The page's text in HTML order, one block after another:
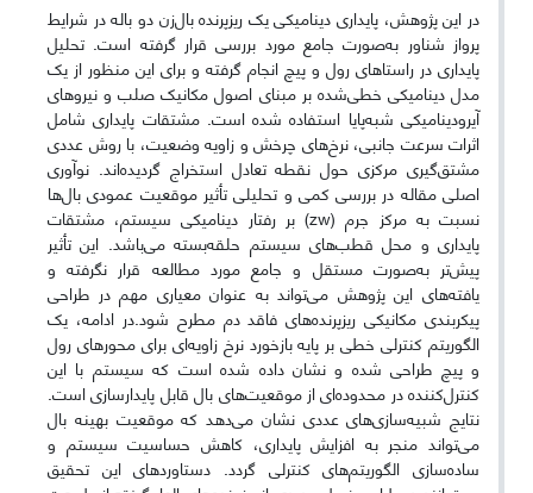
در این پژوهش، پایداری دینامیکی یک ریزپرنده بال‌زن دو باله در شرایط
پرواز شناور به‌صورت جامع مورد بررسی قرار گرفته است. تحلیل
پایداری در راستاهای رول و پیچ انجام گرفته و برای این منظور از یک
مدل دینامیکی خطی‌شده بر مبنای اصول مکانیک صلب و نیروهای
آیرودینامیکی شبه‌پایا استفاده شده است. مشتقات پایداری شامل
اثرات سرعت جانبی، نرخ‌های چرخش و زاویه وضعیت، با روش عددی
مشتق‌گیری مرکزی حول نقطه تعادل استخراج گردیده‌اند. نوآوری
اصلی مقاله در بررسی کمی و تحلیلی تأثیر موقعیت عمودی بال‌ها
نسبت به مرکز جرم (zw) بر رفتار دینامیکی سیستم، مشتقات
پایداری و محل قطب‌های سیستم حلقه‌بسته می‌باشد. این تأثیر
پیش‌تر به‌صورت مستقل و جامع مورد مطالعه قرار نگرفته و
یافته‌های این پژوهش می‌تواند به عنوان معیاری مهم در طراحی
پیکربندی مکانیکی ریزپرنده‌های فاقد دم مطرح شود.در ادامه، یک
الگوریتم کنترلی خطی بر پایه بازخورد نرخ زاویه‌ای برای محورهای رول
و پیچ طراحی شده و نشان داده شده است که سیستم با این
کنترل‌کننده در محدوده‌ای از موقعیت‌های بال قابل پایدارسازی است.
نتایج شبیه‌سازی‌های عددی نشان می‌دهد که موقعیت بهینه بال
می‌تواند منجر به افزایش پایداری، کاهش حساسیت سیستم و
ساده‌سازی الگوریتم‌های کنترلی گردد. دستاوردهای این تحقیق